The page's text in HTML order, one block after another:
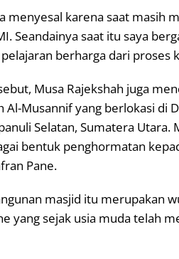
menyesal karena saat masih
Seandainya saat itu saya
berharga dari proses
Musa Rajekshah juga
Al-Musannif yang berlokasi di
Selatan, Sumatera
bentuk penghormatan
Pane.
masjid itu merupakan
yang sejak usia muda telah